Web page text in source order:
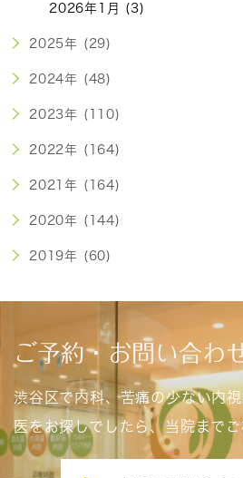
2026年1月 (3)
2025年 (29)
2024年 (48)
2023年 (110)
2022年 (164)
2021年 (164)
2020年 (144)
2019年 (60)
ご予約・お問い合わ
渋谷区で内科、苦痛の少ない内
医をお探しでしたら、当院までご